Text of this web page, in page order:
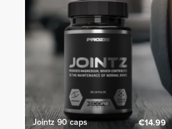
Jointz 90 caps €14.99